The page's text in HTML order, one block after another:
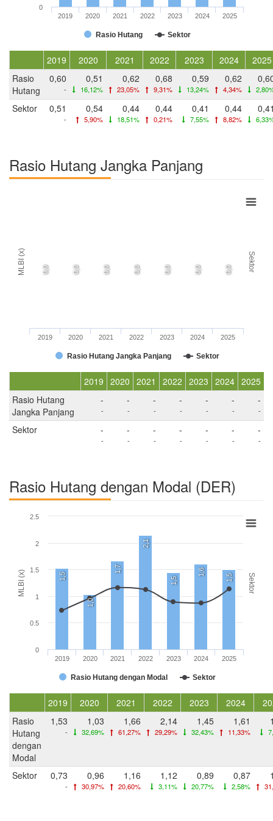
Rasio Hutang Sektor
2019 2020 2021 2022 2023 2024 2025
0
2019 2020 2021 2022 2023 2024
2025
Rasio
Hutang
0,60
-
0,51
16,12%
0,62
23,05%
0,68
9,31%
0,59
13,24%
0,62
4,34%
Sektor 0,51
-
0,54
5,90%
0,44
18,51%
0,44
0,21%
0,41
7,55%
0,44
8,82%
Rasio Hutang Jangka Panjang
MLBI (x) Sektor
0,0 0,0 0,0 0,0 0,0 0,0 0,0
Rasio Hutang Jangka Panjang Sektor
2019 2020 2021 2022 2023 2024 2025
2019 2020 2021 2022 2023 2024 2025
Rasio Hutang
Jangka Panjang
-
-
-
-
-
-
-
-
-
-
-
-
-
-
Sektor -
-
-
-
-
-
-
-
-
-
-
-
-
-
Rasio Hutang dengan Modal (DER)
MLBI (x) Sektor
1,5
1,0
1,7
2,1
1,5
1,6
1,5
Rasio Hutang dengan Modal Sektor
2019 2020 2021 2022 2023 2024 2025
0
0.5
1
1.5
2
2.5
2019 2020 2021 2022 2023 2024
Rasio
Hutang
dengan
Modal
1,53
-
1,03
32,69%
1,66
61,27%
2,14
29,29%
1,45
32,43%
1,61
11,33%
Sektor 0,73
-
0,96
30,97%
1,16
20,60%
1,12
3,11%
0,89
20,77%
0,87
2,58%